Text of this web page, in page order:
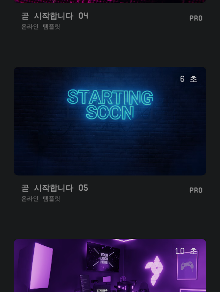
곧 시작합니다 04
온라인 템플릿
PRO
6 초
곧 시작합니다 05
온라인 템플릿
PRO
10 초